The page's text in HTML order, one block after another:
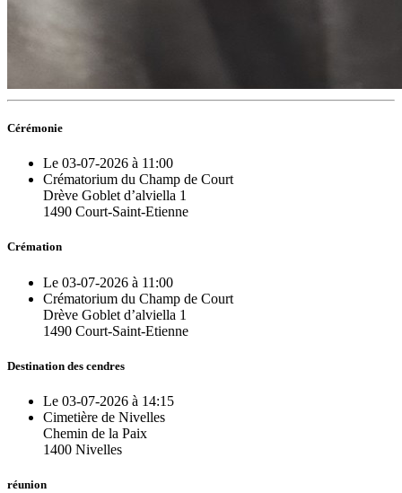
Cérémonie
Le 03-07-2026 à 11:00
Crématorium du Champ de Court
Drève Goblet d’alviella 1
1490 Court-Saint-Etienne
Crémation
Le 03-07-2026 à 11:00
Crématorium du Champ de Court
Drève Goblet d’alviella 1
1490 Court-Saint-Etienne
Destination des cendres
Le 03-07-2026 à 14:15
Cimetière de Nivelles
Chemin de la Paix
1400 Nivelles
réunion